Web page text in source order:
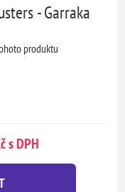
- Garraka
produktu
s DPH